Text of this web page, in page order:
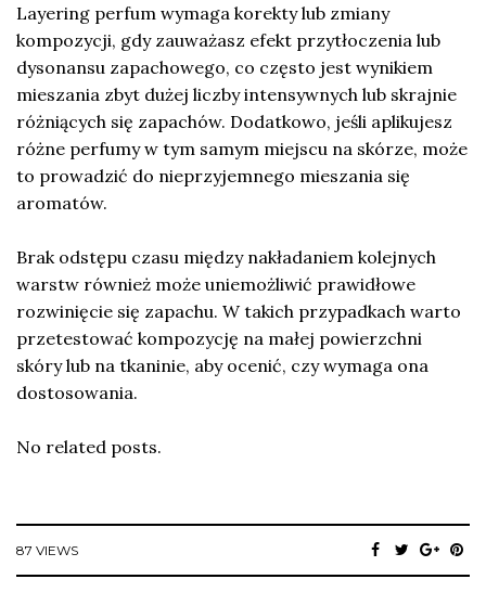
Layering perfum wymaga korekty lub zmiany
kompozycji, gdy zauważasz efekt przytłoczenia lub
dysonansu zapachowego, co często jest wynikiem
mieszania zbyt dużej liczby intensywnych lub skrajnie
różniących się zapachów. Dodatkowo, jeśli aplikujesz
różne perfumy w tym samym miejscu na skórze, może
to prowadzić do nieprzyjemnego mieszania się
aromatów.
Brak odstępu czasu między nakładaniem kolejnych
warstw również może uniemożliwić prawidłowe
rozwinięcie się zapachu. W takich przypadkach warto
przetestować kompozycję na małej powierzchni
skóry lub na tkaninie, aby ocenić, czy wymaga ona
dostosowania.
No related posts.
87 VIEWS